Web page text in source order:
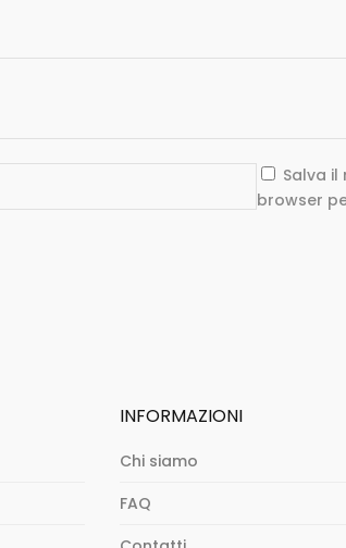
Salva il
browser
INFORMAZIONI
Chi siamo
FAQ